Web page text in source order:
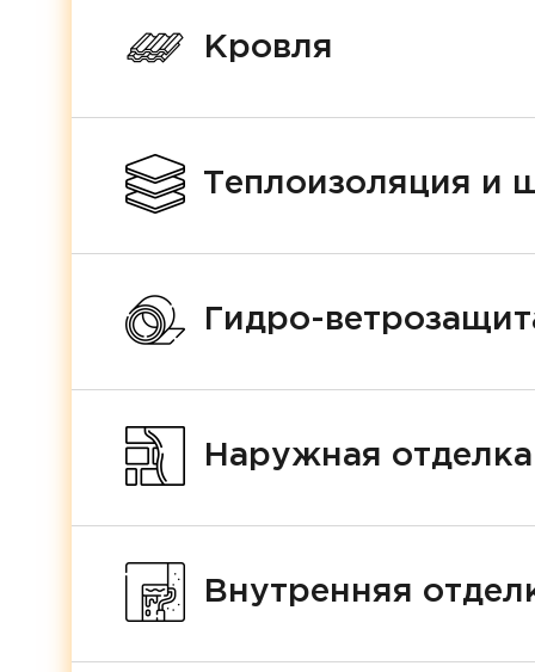
Кровля
Теплоизоляция и
Гидро-
Наружная
Внутренняя